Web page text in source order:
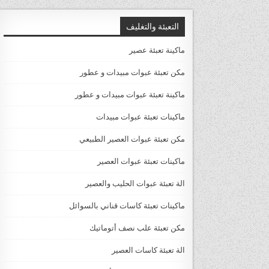
التعبئة والتغليف
ماكينة تعبئة عصير
مكن تعبئة عبوات مبيدات و عطور
ماكينة تعبئة عبوات مبيدات و عطور
ماكينات تعبئة عبوات مبيدات
مكن تعبئة عبوات العصير الطبيعي
ماكينات تعبئة عبوات العصير
الة تعبئة عبوات الحليب والعصير
ماكينات تعبئة كاسات قناني بالسوائل
مكن تعبئة علب نصف أتوماتيك
الة تعبئة كاسات العصير